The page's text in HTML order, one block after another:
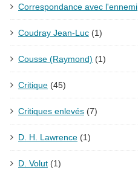
Correspondance avec l'ennemi
Coudray Jean-Luc (1)
Cousse (Raymond) (1)
Critique (45)
Critiques enlevés (7)
D. H. Lawrence (1)
D. Volut (1)